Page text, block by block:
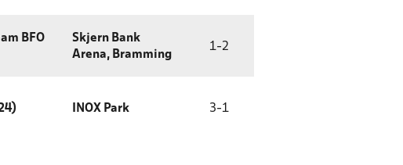
BFO
Skjern Bank
Arena, Bramming
1-2
INOX Park 3-1